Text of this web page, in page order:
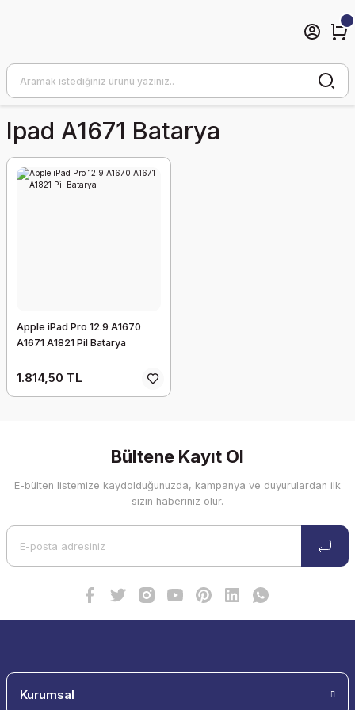
Ipad A1671 Batarya
Apple iPad Pro 12.9 A1670
A1671 A1821 Pil Batarya
1.814,50 TL
Bültene Kayıt Ol
E-bülten listemize kaydolduğunuzda, kampanya ve duyurulardan ilk
sizin haberiniz olur.
Kurumsal